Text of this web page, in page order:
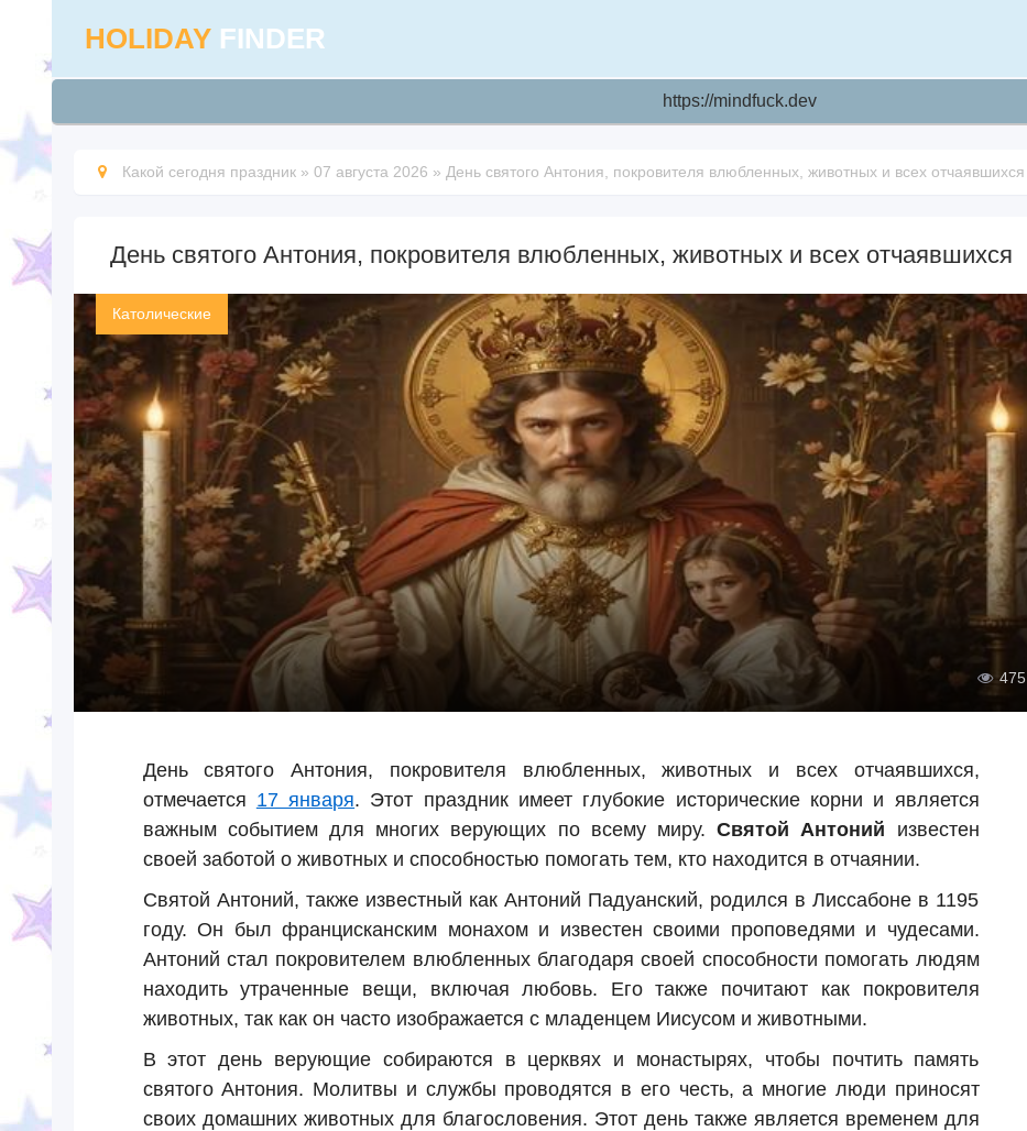
HOLIDAY FINDER
https://mindfuck.dev
Какой сегодня праздник » 07 августа 2026 » День святого Антония, покровителя влюбленных, животных и всех отчаявшихся
День святого Антония, покровителя влюбленных, животных и всех отчаявшихся
Католические
475
День святого Антония, покровителя влюбленных, животных и всех отчаявшихся,
отмечается 17 января. Этот праздник имеет глубокие исторические корни и является
важным событием для многих верующих по всему миру.Святой Антоний известен
своей заботой о животных и способностью помогать тем, кто находится в отчаянии.
Святой Антоний, также известный как Антоний Падуанский, родился в Лиссабоне в 1195
году. Он был францисканским монахом и известен своими проповедями и чудесами.
Антоний стал покровителем влюбленных благодаря своей способности помогать людям
находить утраченные вещи, включая любовь. Его также почитают как покровителя
животных, так как он часто изображается с младенцем Иисусом и животными.
В этот день верующие собираются в церквях и монастырях, чтобы почтить память
святого Антония. Молитвы и службы проводятся в его честь, а многие люди приносят
своих домашних животных для благословения. Этот день также является временем для